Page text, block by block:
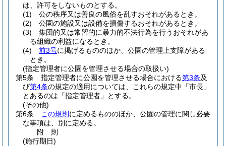
は、許可をしないものとする。
(1)
公の秩序又は善良の風俗を乱すおそれがあるとき。
(2)
公園の施設又は設備を損傷するおそれがあるとき。
(3)
集団的又は常習的に暴力的不法行為を行うおそれがあ
る組織の利益になるとき。
(4)
前3号に掲げるもののほか、公園の管理上支障がある
とき。
(指定管理者に公園を管理させる場合の取扱い)
第5条
指定管理者に公園を管理させる場合における第3条及
び第4条の規定の適用については、これらの規定中「市長」
とあるのは「指定管理者」とする。
(その他)
第6条
この規則 に定めるもののほか、公園の管理に関し必要
な事項は、別に定める。
附 則
(施行期日)